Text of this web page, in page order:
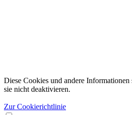
Diese Cookies und andere
sie nicht deaktivieren.
Zur Cookierichtlinie